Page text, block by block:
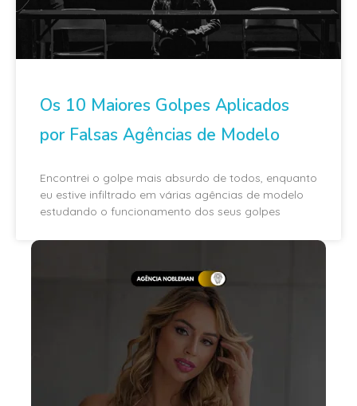
Os 10 Maiores Golpes Aplicados
por Falsas Agências de Modelo
Encontrei o golpe mais absurdo de todos, enquanto
eu estive infiltrado em várias agências de modelo
estudando o funcionamento dos seus golpes